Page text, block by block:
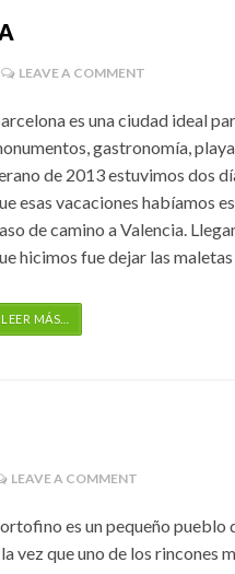
LEAVE A COMMENT
es una ciudad ideal
gastronomía,
de 2013 estuvimos dos
esas vacaciones habíamos
de camino a Valencia.
hicimos fue dejar las
LEER MÁS
LEAVE A COMMENT
es un pequeño pueblo
vez que uno de los rincones